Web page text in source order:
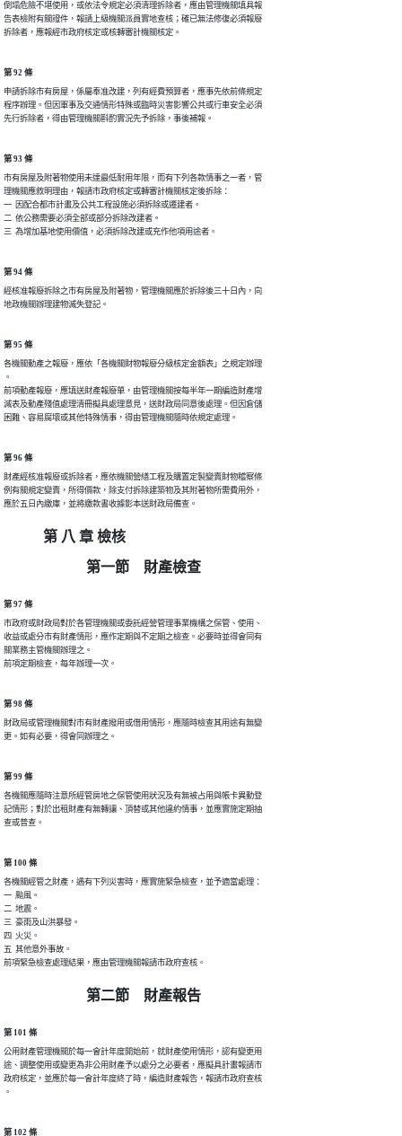
倒塌危險不堪使用，或依法令規定必須清理拆除者，應由管理機關填具報
告表檢附有關證件，報請上級機關派員實地查核；確已無法修復必須報廢
拆除者，應報經市政府核定或核轉審計機關核定。
第 92 條
申請拆除市有房屋，係屬奉准改建，列有經費預算者，應事先依前條規定
程序辦理。但因軍事及交通情形特殊或臨時災害影響公共或行車安全必須
先行拆除者，得由管理機關斟酌實況先予拆除，事後補報。
第 93 條
市有房屋及附著物使用未達最低耐用年限，而有下列各款情事之一者，管
理機關應敘明理由，報請市政府核定或轉審計機關核定後拆除：
一  因配合都市計畫及公共工程設施必須拆除或遷建者。
二  依公務需要必須全部或部分拆除改建者。
三  為增加基地使用價值，必須拆除改建或充作他項用途者。
第 94 條
經核准報廢拆除之市有房屋及附著物，管理機關應於拆除後三十日內，向
地政機關辦理建物滅失登記。
第 95 條
各機關動產之報廢，應依「各機關財物報廢分級核定金額表」之規定辦理
。
前項動產報廢，應填送財產報廢單，由管理機關按每半年一期編造財產增
減表及動產殘值處理清冊擬具處理意見，送財政局同意後處理。但因倉儲
困難、容易腐壞或其他特殊情事，得由管理機關隨時依規定處理。
第 96 條
財產經核准報廢或拆除者，應依機關營繕工程及購置定製變賣財物稽察條
例有關規定變賣，所得價款，除支付拆除建築物及其附著物所需費用外，
應於五日內繳庫，並將繳款書收據影本送財政局備查。
第 八 章 檢核
第一節 財產檢查
第 97 條
市政府或財政局對於各管理機關或委託經營管理事業機構之保管、使用、
收益或處分市有財產情形，應作定期與不定期之檢查。必要時並得會同有
關業務主管機關辦理之。
前項定期檢查，每年辦理一次。
第 98 條
財政局或管理機關對市有財產撥用或借用情形，應隨時檢查其用途有無變
更。如有必要，得會同辦理之。
第 99 條
各機關應隨時注意所經管房地之保管使用狀況及有無被占用與帳卡異動登
記情形；對於出租財產有無轉讓、頂替或其他違約情事，並應實施定期抽
查或普查。
第 100 條
各機關經管之財產，遇有下列災害時，應實施緊急檢查，並予適當處理：
一  颱風。
二  地震。
三  豪雨及山洪暴發。
四  火災。
五  其他意外事故。
前項緊急檢查處理結果，應由管理機關報請市政府查核。
第二節 財產報告
第 101 條
公用財產管理機關於每一會計年度開始前，就財產使用情形，認有變更用
途、調整使用或變更為非公用財產予以處分之必要者，應擬具計畫報請市
政府核定，並應於每一會計年度終了時，編造財產報告，報請市政府查核
。
第 102 條